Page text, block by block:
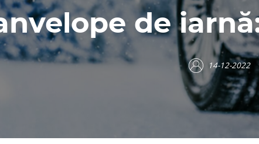
de
14-12-2022